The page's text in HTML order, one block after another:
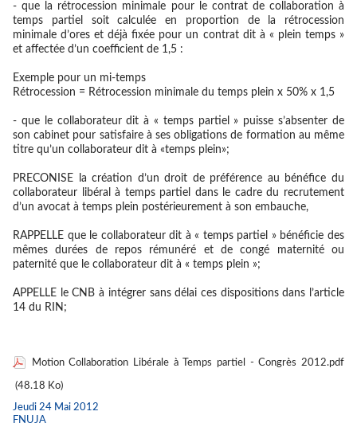
- que la rétrocession minimale pour le contrat de collaboration à
temps partiel soit calculée en proportion de la rétrocession
minimale d’ores et déjà fixée pour un contrat dit à « plein temps »
et affectée d’un coefficient de 1,5 :
Exemple pour un mi-temps
Rétrocession = Rétrocession minimale du temps plein x 50% x 1,5
- que le collaborateur dit à « temps partiel » puisse s’absenter de
son cabinet pour satisfaire à ses obligations de formation au même
titre qu’un collaborateur dit à «temps plein»;
PRECONISE la création d’un droit de préférence au bénéfice du
collaborateur libéral à temps partiel dans le cadre du recrutement
d’un avocat à temps plein postérieurement à son embauche,
RAPPELLE que le collaborateur dit à « temps partiel » bénéficie des
mêmes durées de repos rémunéré et de congé maternité ou
paternité que le collaborateur dit à « temps plein »;
APPELLE le CNB à intégrer sans délai ces dispositions dans l’article
14 du RIN;
Motion Collaboration Libérale à Temps partiel - Congrès 2012.pdf
(48.18 Ko)
Jeudi 24 Mai 2012
FNUJA